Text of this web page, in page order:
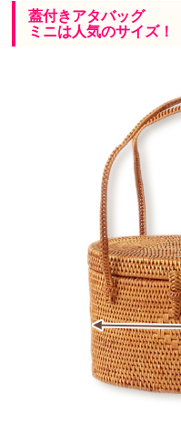
蓋付きアタバッグ
ミニは人気のサイズ！